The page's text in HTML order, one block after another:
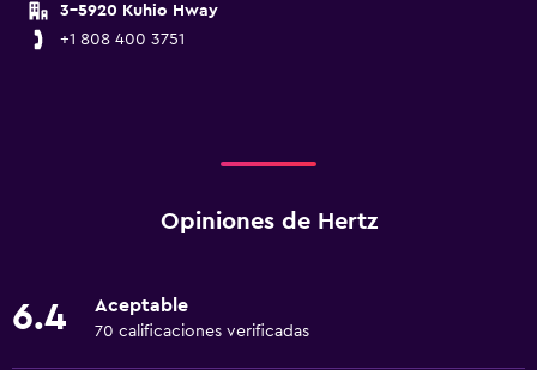
3-5920 Kuhio Hway
+1 808 400 3751
Opiniones de Hertz
6.4 Aceptable
70 calificaciones verificadas